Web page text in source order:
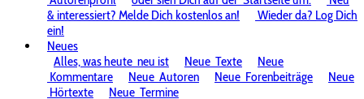
& interessiert? Melde Dich kostenlos an!
Wieder da? Log Dich
ein!
Neues
Alles, was heute neu ist Neue Texte
Neue
Kommentare
Neue Autoren Neue Forenbeiträge
Neue
Hörtexte
Neue Termine